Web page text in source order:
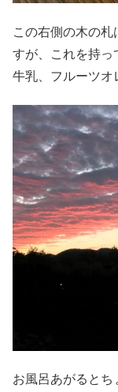
この右側の木の
すが、これを持っ
牛乳、フルーツオ
お風呂あがるとち